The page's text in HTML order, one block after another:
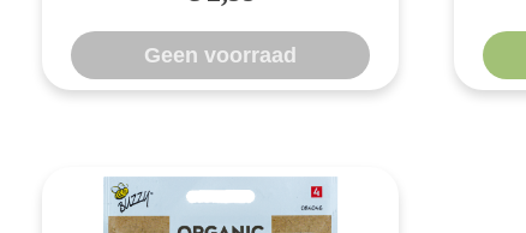
Geen voorraad